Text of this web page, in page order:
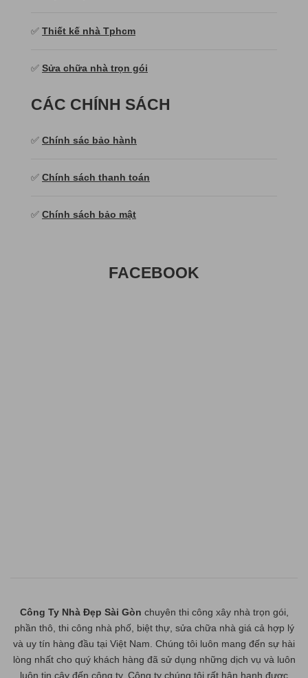
✅ Thiết kế nhà Tphcm
✅ Sửa chữa nhà trọn gói
CÁC CHÍNH SÁCH
✅ Chính sác bảo hành
✅ Chính sách thanh toán
✅ Chính sách bảo mật
FACEBOOK
Công Ty Nhà Đẹp Sài Gòn chuyên thi công xây nhà trọn gói,
phần thô, thi công nhà phố, biệt thự, sửa chữa nhà giá cả hợp lý
và uy tín hàng đầu tại Việt Nam. Chúng tôi luôn mang đến sự hài
lòng nhất cho quý khách hàng đã sử dụng những dịch vụ và luôn
luôn tin cậy đến công ty. Công ty chúng tôi rất hân hạnh được